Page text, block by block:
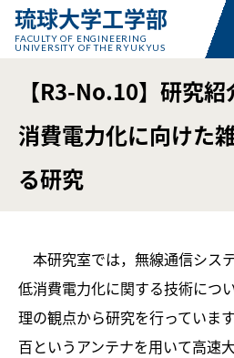
琉球大学工学部
FACULTY OF ENGINEERING
UNIVERSITY OF THE RYUKYUS
【R3-No.10】研究
消費電力化に向けた
る研究
本研究室では，無線通信シス
低消費電力化に関する技術につ
理の観点から研究を行っていま
百というアンテナを用いて高速